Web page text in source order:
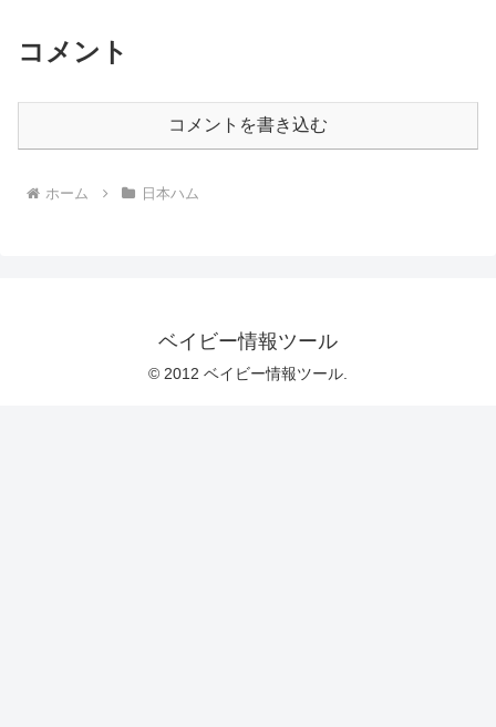
コメント
コメントを書き込む
ホーム 日本ハム
ベイビー情報ツール
© 2012 ベイビー情報ツール.